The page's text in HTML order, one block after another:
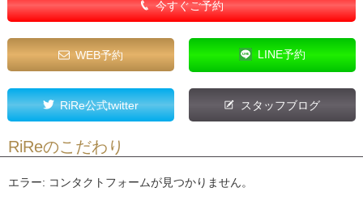
今すぐご予約
WEB予約 LINE予約
RiRe公式twitter スタッフブログ
RiReのこだわり
エラー: コンタクトフォームが見つかりません。